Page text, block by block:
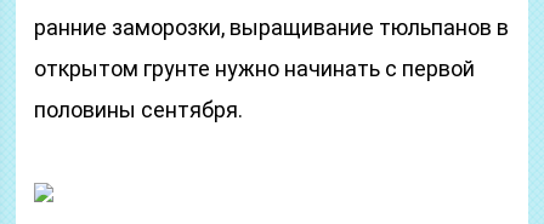
ранние заморозки, выращивание тюльпанов в
открытом грунте нужно начинать с первой
половины сентября.